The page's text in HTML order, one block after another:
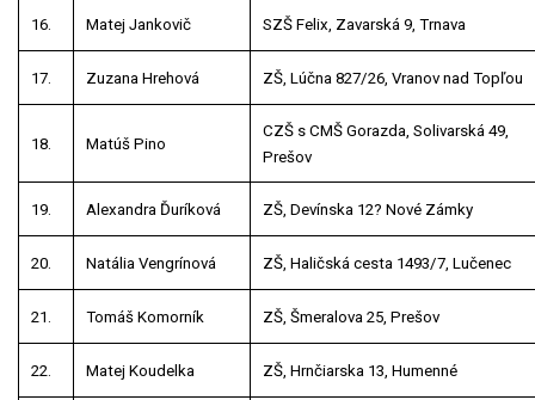
16. Matej Jankovič SZŠ Felix, Zavarská 9, Trnava
17. Zuzana Hrehová ZŠ, Lúčna 827/26, Vranov nad Topľou
18. Matúš Pino
CZŠ s CMŠ Gorazda, Solivarská 49,
Prešov
19. Alexandra Ďuríková ZŠ, Devínska 12? Nové Zámky
20. Natália Vengrínová ZŠ, Haličská cesta 1493/7, Lučenec
21. Tomáš Komorník ZŠ, Šmeralova 25, Prešov
22. Matej Koudelka ZŠ, Hrnčiarska 13, Humenné